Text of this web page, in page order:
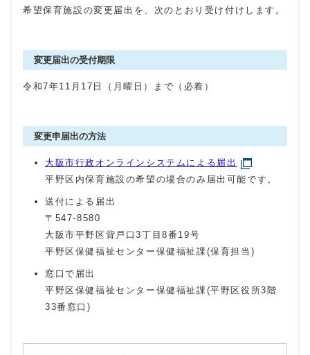
希望保育施設の変更届出を、次のとおり受け付けします。
変更届出の受付期限
令和7年11月17日（月曜日）まで（必着）
変更申届出の方法
大阪市行政オンラインシステムによる届出
平野区内保育施設の希望の場合のみ届出可能です。
送付による届出
〒547-8580
大阪市平野区背戸口3丁目8番19号
平野区保健福祉センター保健福祉課(保育担当)
窓口で届出
平野区保健福祉センター保健福祉課(平野区役所3階
33番窓口)